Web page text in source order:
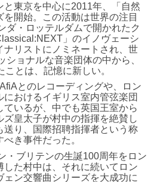
と東京を中心に2011年、「自然
開始。この活動は世界の注目
ダ・ロッテルダムで開かれたク
」のイノヴェーシ
ナリストにノミネートされ、世
ショナルな音楽団体の中から、
とは、記憶に新しい。
とのレコーディングや、ロン
におけるイギリス室内管弦楽団
ているが、中でも英国王室から
皇太子が村中の指揮を絶賛し
送り、国際招聘指揮者という称
き事件だった。
・ブリテンの生誕100周年をロン
した村中は、それに続いてロン
ェン交響曲シリーズを大成功に